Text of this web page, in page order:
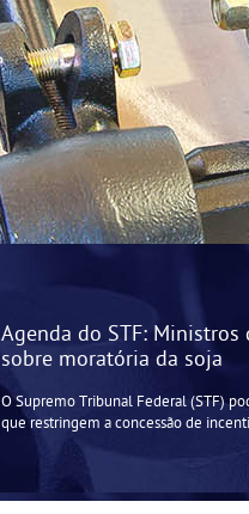
Agenda do STF:
sobre moratória da soja
O Supremo Tribunal Federal (STF)
que restringem a concessão de